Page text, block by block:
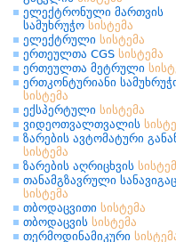
ელექტრონული მართვის
სამუხრუჭო სისტემა
ელექტრული სისტემა
ერთეულთა CGS სისტემა
ერთეულთა მეტრული
ერთკონტურიანი
სისტემა
ექსპერტული სისტემა
ვიდეოთვალთვალის
ზარების ავტომატური
სისტემა
ზარების აღრიცხვის
თანამგზავრული
სისტემა
თბოდაცვითი სისტემა
თბოდაცვის სისტემა
თერმოდინამიკური